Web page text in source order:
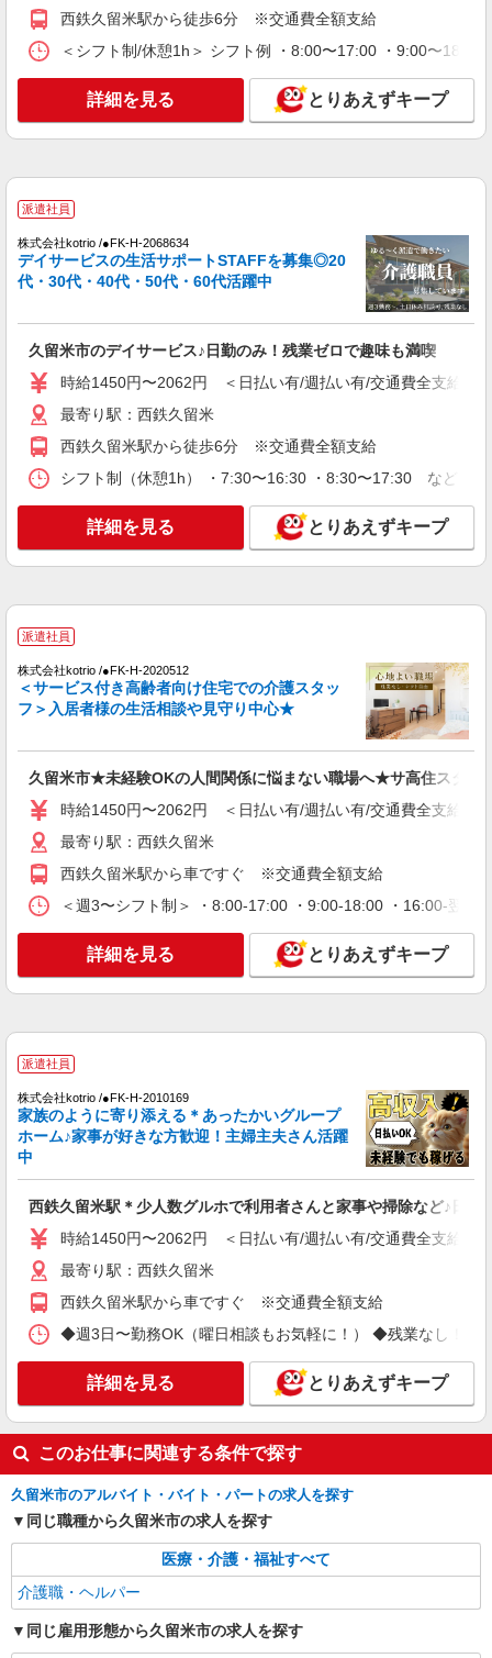
日研トータルソーシング株式会社 メディカルケア事業部/博多オフィ
ス
時給1,300円〜1,400円 ★週払いOK（規定あ
り） ※給与幅は経験・能力による
福岡県久留米市 【最寄駅】五郎丸駅 ★勤務地
ど、お好きな勤務地をお選び下さい！！
派遣社員
株式会社kotrio /●FK-H-2068634
久留米市のデイサービス♪日勤のみ！残業ゼロ
で趣味も満喫
時給1450円〜2062円 ＜日払い有/週払い有/交
通費全支給(ガソリン代含む)＞
最寄り駅：西鉄久留米
キープ 詳細を見る
日研トータルソーシング株式会社 メディカルケア事業部/博多オフィ
介護スタッフ／資格あり or 経験者
給与幅は経験・能力による ★週払いOK（規定あ
り）
は3000ヶ所以上★ 自宅から通いやすいエリアな
ど、お好きな勤務地をお選び下さい！！
キープ 詳細を見る
日研トータルソーシング株式会社 メディカルケア事業部/博多オフィ
ス
介護スタッフ／資格あり or 経験者
給1,320円〜 ◆初任者研修・未経験：時給1,320
円〜 ◆初任者研修・経験者：時給1,350円〜 ◆介
護福祉士：時給1,400円〜 ※経験者は3ヶ月以上 ※
給与幅は経験・能力による ★週払いOK（規定あ
り）
福岡県久留米市 【最寄駅】五郎丸駅 ★勤務地
ど、お好きな勤務地をお選び下さい！！
キープ 詳細を見る
場へ★サ高住スタッフ
時給1450円〜2062円 ＜日払い有/週払い有/交
通費全支給(ガソリン代含む)＞
キープ 詳細を見る
派遣社員
西鉄久留米駅＊少人数グルホで利用者さんと家
事や掃除など♪日払いOK
時給1450円〜2062円 ＜日払い有/週払い有/交
通費全支給(ガソリン代含む)＞
最寄り駅：西鉄久留米
キープ
アルバイト 派遣社員 紹介予定派遣
日研トータルソーシング株式会社 メディカルケア事業部/博多オフィ
ス
介護スタッフ／資格あり or 経験者
給1,320円〜 ◆初任者研修・未経験：時給1,320
円〜 ◆初任者研修・経験者：時給1,350円〜 ◆介
福岡県久留米市 【最寄駅】大善寺駅 ★勤務地
西鉄久留米駅から徒歩6分 ※交通費全額支給
＜シフト制/休憩1h＞ シフト例 ・8:00〜17:00 ・9:00〜
詳細を見る とりあえずキープ
派遣社員
株式会社kotrio /●FK-H-2068634
デイサービスの生活サポートSTAFFを募集◎20
代・30代・40代・50代・60代活躍中
久留米市のデイサービス♪日勤のみ！残業ゼロで趣味も満喫
時給1450円〜2062円 ＜日払い有/週払い有/交通費全支給(ガ
最寄り駅：西鉄久留米
西鉄久留米駅から徒歩6分 ※交通費全額支給
シフト制（休憩1h） ・7:30〜16:30 ・8:30〜17:30 など ※
詳細を見る とりあえずキープ
派遣社員
株式会社kotrio /●FK-H-2020512
＜サービス付き高齢者向け住宅での介護スタッ
フ＞入居者様の生活相談や見守り中心★
久留米市★未経験OKの人間関係に悩まない職場へ★サ高住スタッ
時給1450円〜2062円 ＜日払い有/週払い有/交通費全支給(ガ
最寄り駅：西鉄久留米
西鉄久留米駅から車ですぐ ※交通費全額支給
＜週3〜シフト制＞ ・8:00-17:00 ・9:00-18:00 ・16:00-
詳細を見る とりあえずキープ
派遣社員
株式会社kotrio /●FK-H-2010169
家族のように寄り添える＊あったかいグループ
ホーム♪家事が好きな方歓迎！主婦主夫さん活躍
中
西鉄久留米駅＊少人数グルホで利用者さんと家事や掃除など♪日払
時給1450円〜2062円 ＜日払い有/週払い有/交通費全支給(ガ
最寄り駅：西鉄久留米
西鉄久留米駅から車ですぐ ※交通費全額支給
◆週3日〜勤務OK（曜日相談もお気軽に！） ◆残業なし！日
詳細を見る とりあえずキープ
このお仕事に関連する条件で探す
久留米市のアルバイト・バイト・パートの求人を探す
同じ職種から久留米市の求人を探す
医療・介護・福祉すべて
介護職・ヘルパー
同じ雇用形態から久留米市の求人を探す